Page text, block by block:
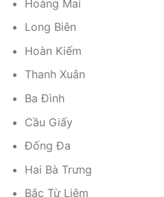
Hoàng Mai
Long Biên
Hoàn Kiếm
Thanh Xuân
Ba Đình
Cầu Giấy
Đống Đa
Hai Bà Trưng
Bắc Từ Liêm